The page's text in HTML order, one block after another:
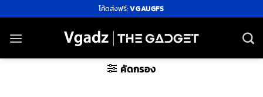
ไป
ยัง
โค้ดส่งฟรี:VGAUGFS
คัดกรอง